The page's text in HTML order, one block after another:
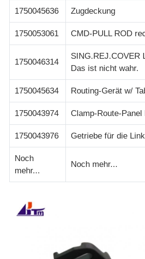
1750045636 Zugdeckung
1750053061 CMD-PULL ROD
1750046314
SING.REJ.COVER
Das ist nicht wahr.
1750045634 Routing-Gerät w/
1750043974 Clamp-Route-Panel
1750043976 Getriebe für die
Noch
mehr...
Noch mehr...